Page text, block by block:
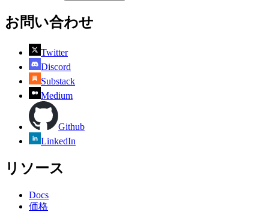
お問い合わせ
Twitter
Discord
Substack
Medium
Github
LinkedIn
リソース
Docs
価格